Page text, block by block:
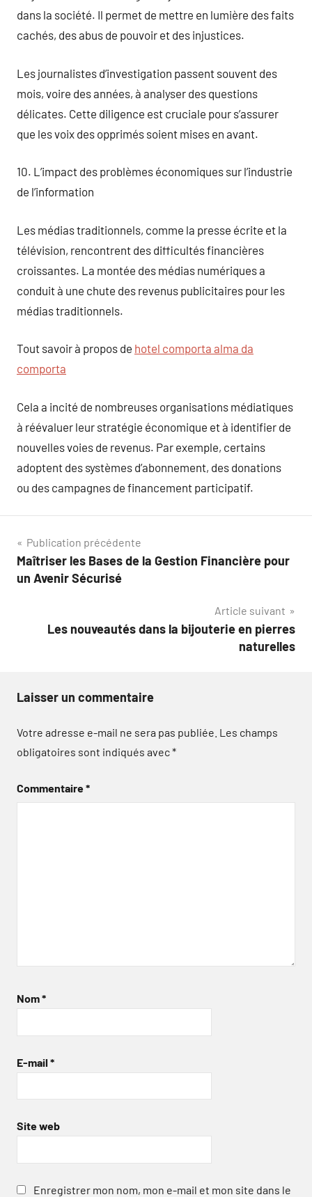
dans la société. Il permet de mettre en lumière des faits
cachés, des abus de pouvoir et des injustices.
Les journalistes d’investigation passent souvent des
mois, voire des années, à analyser des questions
délicates. Cette diligence est cruciale pour s’assurer
que les voix des opprimés soient mises en avant.
10. L’impact des problèmes économiques sur l’industrie
de l’information
Les médias traditionnels, comme la presse écrite et la
télévision, rencontrent des difficultés financières
croissantes. La montée des médias numériques a
conduit à une chute des revenus publicitaires pour les
médias traditionnels.
Tout savoir à propos de hotel comporta alma da
comporta
Cela a incité de nombreuses organisations médiatiques
à réévaluer leur stratégie économique et à identifier de
nouvelles voies de revenus. Par exemple, certains
adoptent des systèmes d’abonnement, des donations
ou des campagnes de financement participatif.
Navigation
de
Publication précédente
Maîtriser les Bases de la Gestion Financière pour
un Avenir Sécurisé
Article suivant
Les nouveautés dans la bijouterie en pierres
naturelles
Laisser un commentaire
Votre adresse e-mail ne sera pas publiée. Les champs
obligatoires sont indiqués avec*
Commentaire*
Nom*
E-mail *
Site web
Enregistrer mon nom, mon e-mail et mon site dans le